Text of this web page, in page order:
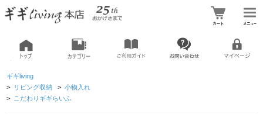
ギギliving
> リビング収納 > 小物入れ
> こだわりギギらいふ